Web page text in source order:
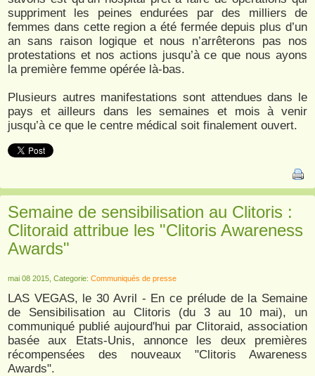
suppriment les peines endurées par des milliers de
femmes dans cette region a été fermée depuis plus d’un
an sans raison logique et nous n’arrêterons pas nos
protestations et nos actions jusqu’à ce que nous ayons
la première femme opérée là-bas.
Plusieurs autres manifestations sont attendues dans le
pays et ailleurs dans les semaines et mois à venir
jusqu’à ce que le centre médical soit finalement ouvert.
Semaine de sensibilisation au Clitoris :
Clitoraid attribue les "Clitoris Awareness
Awards"
mai 08 2015, Categorie: Communiqués de presse
LAS VEGAS, le 30 Avril - En ce prélude de la Semaine
de Sensibilisation au Clitoris (du 3 au 10 mai), un
communiqué publié aujourd'hui par Clitoraid, association
basée aux Etats-Unis, annonce les deux premières
récompensées des nouveaux "Clitoris Awareness
Awards".